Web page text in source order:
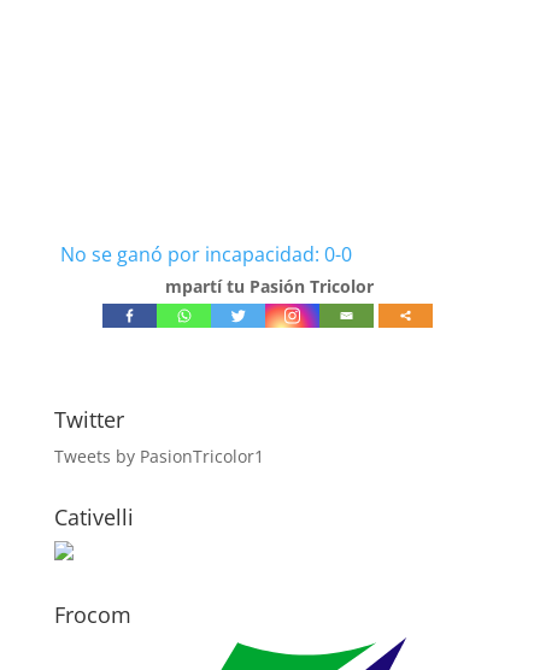
No se ganó por incapacidad: 0-0
mpartí tu Pasión Tricolor
Twitter
Tweets by PasionTricolor1
Cativelli
Frocom